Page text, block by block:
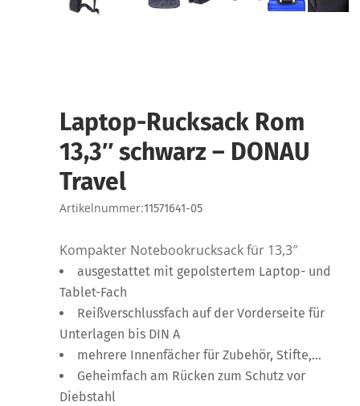
Laptop-Rucksack Rom
13,3″ schwarz – DONAU
Travel
Artikelnummer:11571641-05
Kompakter Notebookrucksack für 13,3″
ausgestattet mit gepolstertem Laptop- und
Tablet-Fach
Reißverschlussfach auf der Vorderseite für
Unterlagen bis DIN A
mehrere Innenfächer für Zubehör, Stifte,…
Geheimfach am Rücken zum Schutz vor
Diebstahl